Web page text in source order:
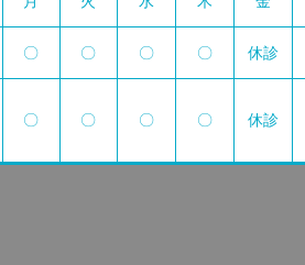
〇 〇 〇 〇 休診
〇 〇 〇 〇 休診